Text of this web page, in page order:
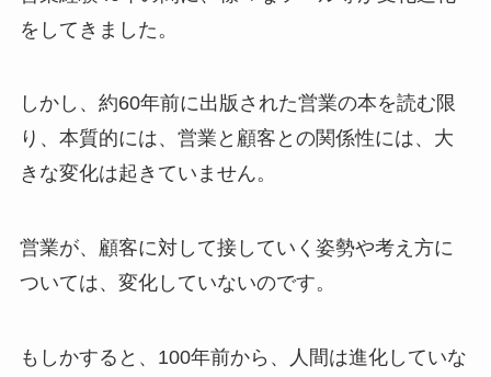
をしてきました。
しかし、約60年前に出版された営業の本を読む限
り、本質的には、営業と顧客との関係性には、大
きな変化は起きていません。
営業が、顧客に対して接していく姿勢や考え方に
ついては、変化していないのです。
もしかすると、100年前から、人間は進化していな